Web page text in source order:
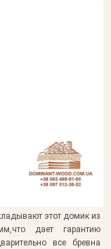
этот домик из
дает гарантию
все бревна